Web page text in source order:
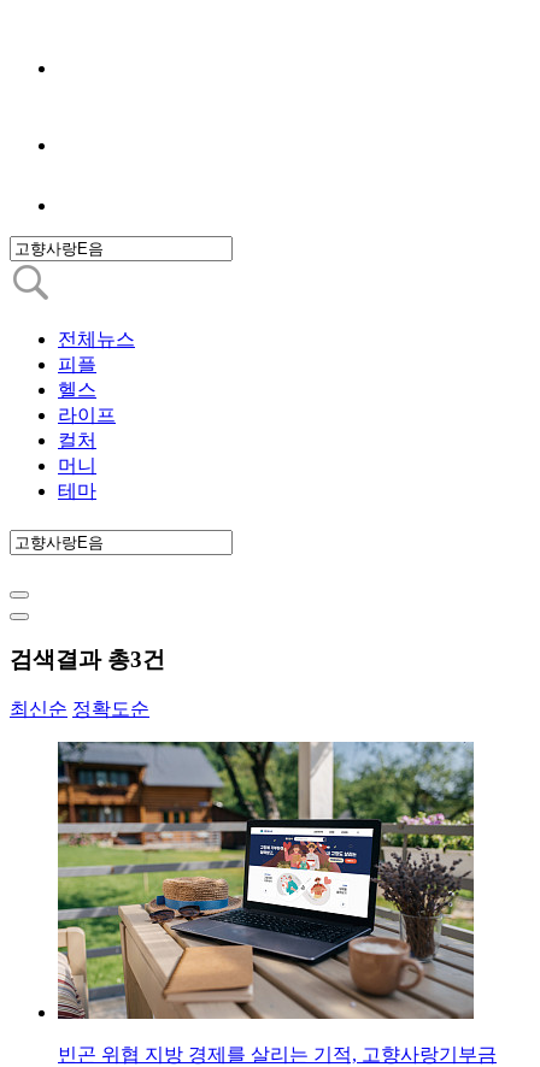
전체뉴스
피플
헬스
라이프
컬처
머니
테마
검색결과 총3건
최신순 정확도순
빈곤 위협 지방 경제를 살리는 기적, 고향사랑기부금